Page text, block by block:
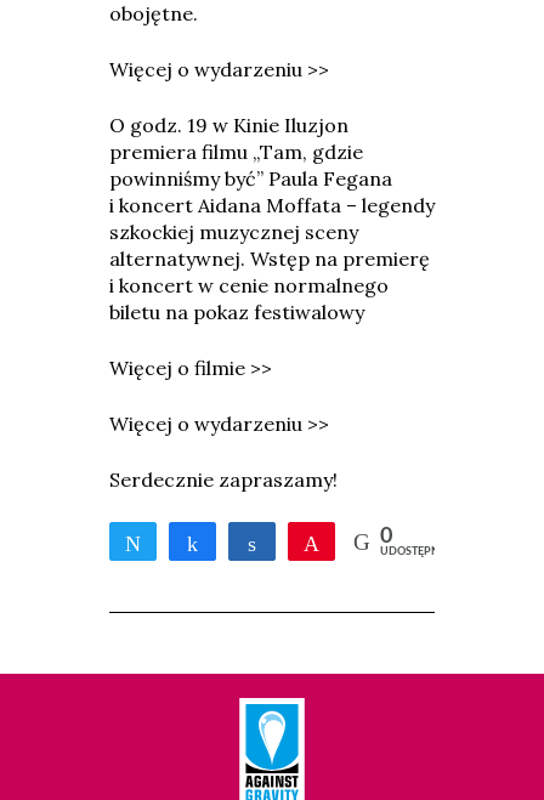
obojętne.
Więcej o wydarzeniu >>
O godz. 19 w Kinie Iluzjon
premiera filmu „Tam, gdzie
powinniśmy być” Paula Fegana
i koncert Aidana Moffata – legendy
szkockiej muzycznej sceny
alternatywnej. Wstęp na premierę
i koncert w cenie normalnego
biletu na pokaz festiwalowy
Więcej o filmie >>
Więcej o wydarzeniu >>
Serdecznie zapraszamy!
Tweetnij UdostępnijUdostępnijPrzypnij
0
UDOSTĘPNIEŃ